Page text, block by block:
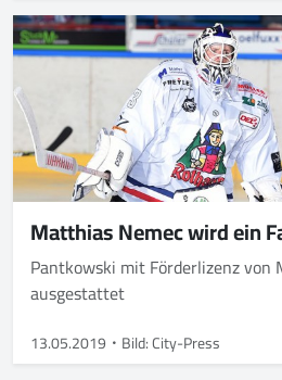
Matthias Nemec wird ein
Pantkowski mit Förderlizenz von
ausgestattet
13.05.2019 Bild: City-Press